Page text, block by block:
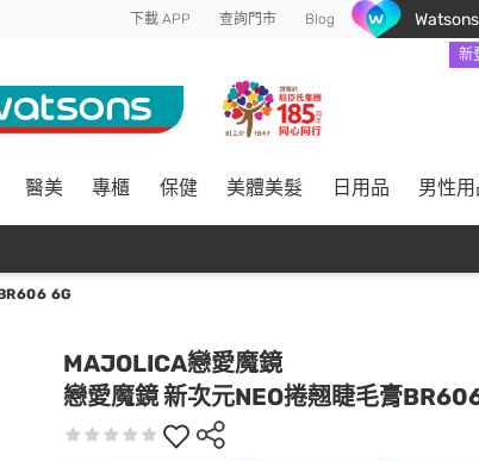
下載 APP 查詢門市 Blog
新
醫美 專櫃 保健 美體美髮 日用品 男性用
6G
MAJOLICA戀愛魔鏡
戀愛魔鏡 新次元NEO捲翹睫毛膏